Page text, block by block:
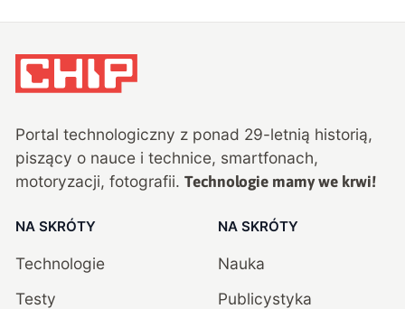
Portal technologiczny z ponad 29-letnią historią,
piszący o nauce i technice, smartfonach,
motoryzacji, fotografii. Technologie mamy we krwi!
NA SKRÓTY
Technologie
Testy
NA SKRÓTY
Nauka
Publicystyka